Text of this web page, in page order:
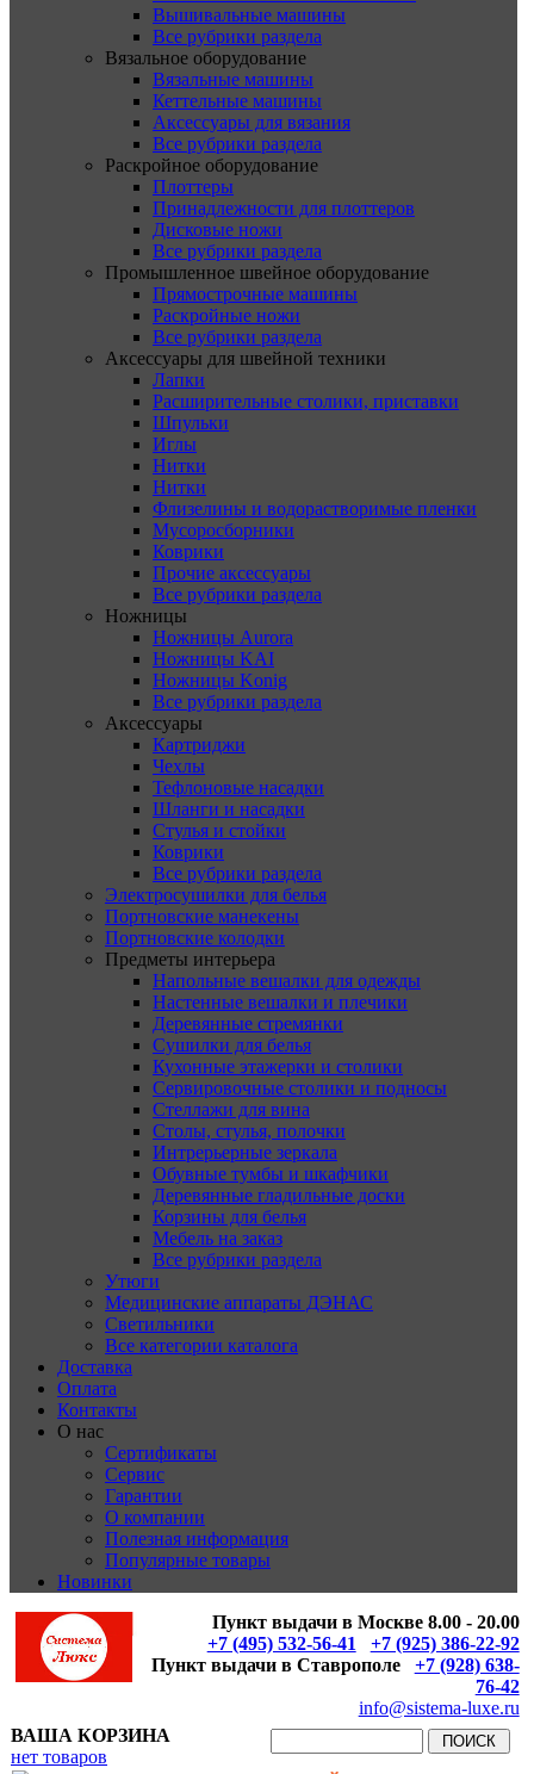
Вышивальные машины
Все рубрики раздела
Вязальное оборудование
Вязальные машины
Кеттельные машины
Аксессуары для вязания
Все рубрики раздела
Раскройное оборудование
Плоттеры
Принадлежности для плоттеров
Дисковые ножи
Все рубрики раздела
Промышленное швейное оборудование
Прямострочные машины
Раскройные ножи
Все рубрики раздела
Аксессуары для швейной техники
Лапки
Расширительные столики, приставки
Шпульки
Иглы
Нитки
Нитки
Флизелины и водорастворимые пленки
Мусоросборники
Коврики
Прочие аксессуары
Все рубрики раздела
Ножницы
Ножницы Aurora
Ножницы KAI
Ножницы Konig
Все рубрики раздела
Аксессуары
Картриджи
Чехлы
Тефлоновые насадки
Шланги и насадки
Стулья и стойки
Коврики
Все рубрики раздела
Электросушилки для белья
Портновские манекены
Портновские колодки
Предметы интерьера
Напольные вешалки для одежды
Настенные вешалки и плечики
Деревянные стремянки
Сушилки для белья
Кухонные этажерки и столики
Сервировочные столики и подносы
Стеллажи для вина
Столы, стулья, полочки
Интрерьерные зеркала
Обувные тумбы и шкафчики
Деревянные гладильные доски
Корзины для белья
Мебель на заказ
Все рубрики раздела
Утюги
Медицинские аппараты ДЭНАС
Светильники
Все категории каталога
Доставка
Оплата
Контакты
О нас
Сертификаты
Сервис
Гарантии
О компании
Полезная информация
Популярные товары
Новинки
Пункт выдачи в Москве 8.00 - 20.00
+7 (495) 532-56-41
+7 (925) 386-22-92
Пункт выдачи в Ставрополе
+7 (928) 638-
76-42
info@sistema-luxe.ru
ВАША КОРЗИНА
нет товаров